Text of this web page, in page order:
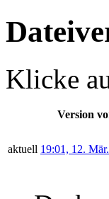
Klicke
Version
aktuell 19:01, 12.